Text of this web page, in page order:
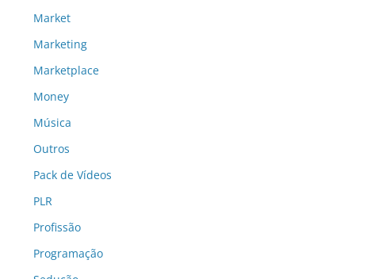
Market
Marketing
Marketplace
Money
Música
Outros
Pack de Vídeos
PLR
Profissão
Programação